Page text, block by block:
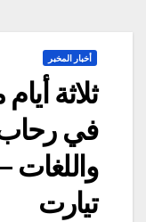
أخبار المخبر
ثلاثة
في رحاب
واللغات
تيارت